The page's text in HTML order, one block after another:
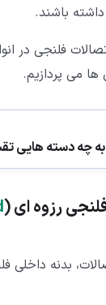
باشند.
فلنجی در
ها می پردازیم.
چه دسته هایی
رزوه ای (
بدنه داخلی